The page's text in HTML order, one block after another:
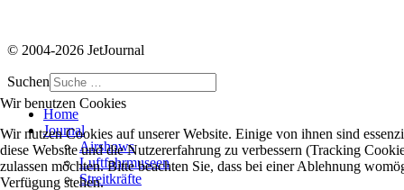
© 2004-2026 JetJournal
Suchen
Home
Journal
Airshows
Luftfahrmuseen
Streitkräfte
Wir benutzen Cookies
Wir nutzen Cookies auf unserer Website. Einige von ihnen sind
diese Website und die Nutzererfahrung zu verbessern (Tracking
zulassen möchten. Bitte beachten Sie, dass bei einer Ablehnung
Verfügung stehen.